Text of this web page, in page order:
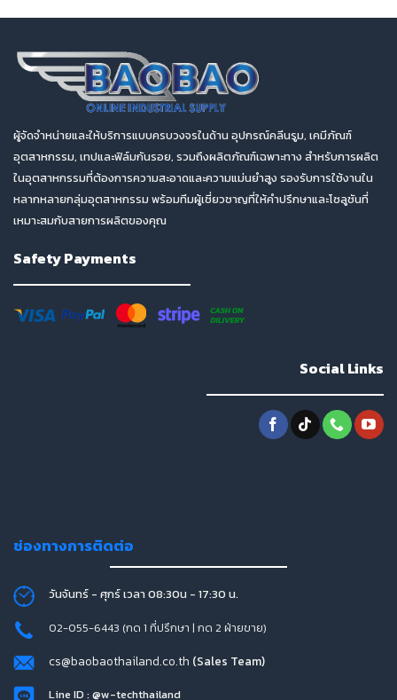
ผู้จัดจำหน่ายและให้บริการแบบครบวงจรในด้าน อุปกรณ์คลีนรูม, เคมีภัณฑ์
อุตสาหกรรม, เทปและฟิล์มกันรอย, รวมถึงผลิตภัณฑ์เฉพาะทาง สำหรับการผลิต
ในอุตสาหกรรมที่ต้องการความสะอาดและความแม่นยำสูง รองรับการใช้งานใน
หลากหลายกลุ่มอุตสาหกรรม พร้อมทีมผู้เชี่ยวชาญที่ให้คำปรึกษาและโซลูชันที่
เหมาะสมกับสายการผลิตของคุณ
Safety Payments
Social Links
ช่องทางการติดต่อ
วันจันทร์ - ศุกร์ เวลา 08:30น - 17:30 น.
02-055-6443 (กด 1 ที่ปรึกษา | กด 2 ฝ่ายขาย)
cs@baobaothailand.co.th (Sales Team)
Line ID : @w-techthailand